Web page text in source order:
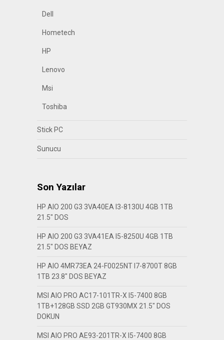
Dell
Hometech
HP
Lenovo
Msi
Toshiba
Stick PC
Sunucu
Son Yazılar
HP AIO 200 G3 3VA40EA I3-8130U 4GB 1TB
21.5″ DOS
HP AIO 200 G3 3VA41EA I5-8250U 4GB 1TB
21.5″ DOS BEYAZ
HP AIO 4MR73EA 24-F0025NT I7-8700T 8GB
1TB 23.8″ DOS BEYAZ
MSI AIO PRO AC17-101TR-X I5-7400 8GB
1TB+128GB SSD 2GB GT930MX 21.5″ DOS
DOKUN
MSI AIO PRO AE93-201TR-X I5-7400 8GB